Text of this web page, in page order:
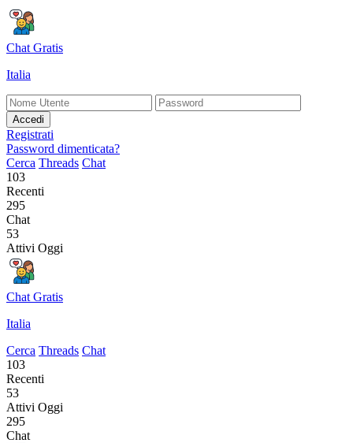
Chat Gratis
Italia
Accedi
Registrati
Password dimenticata?
Cerca Threads Chat
103
Recenti
295
Chat
53
Attivi Oggi
Chat Gratis
Italia
Cerca Threads Chat
103
Recenti
53
Attivi Oggi
295
Chat